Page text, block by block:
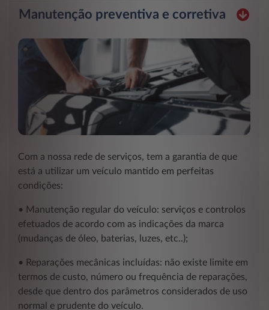
Manutenção preventiva e corretiva
Com a nossa rede de serviços, tem a garantia de que
está a utilizar um veículo mantido em perfeitas
condições:
• Manutenção regular do veículo: serviços e controlos
efetuados de acordo com as indicações da marca
(mudanças de óleo, baterias, luzes, etc..);
• Reparações mecânicas incluídas: não existe limite em
termos de custo, número ou frequência de reparações,
desde que dentro dos parâmetros considerados de uso
normal e prudente do veículo.